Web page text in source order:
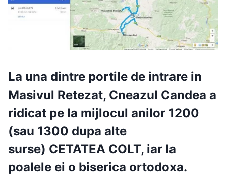
La una dintre portile de intrare in
Masivul Retezat, Cneazul Candea a
ridicat pe la mijlocul anilor 1200
(sau 1300 dupa alte
surse) CETATEA COLT, iar la
poalele ei o biserica ortodoxa.